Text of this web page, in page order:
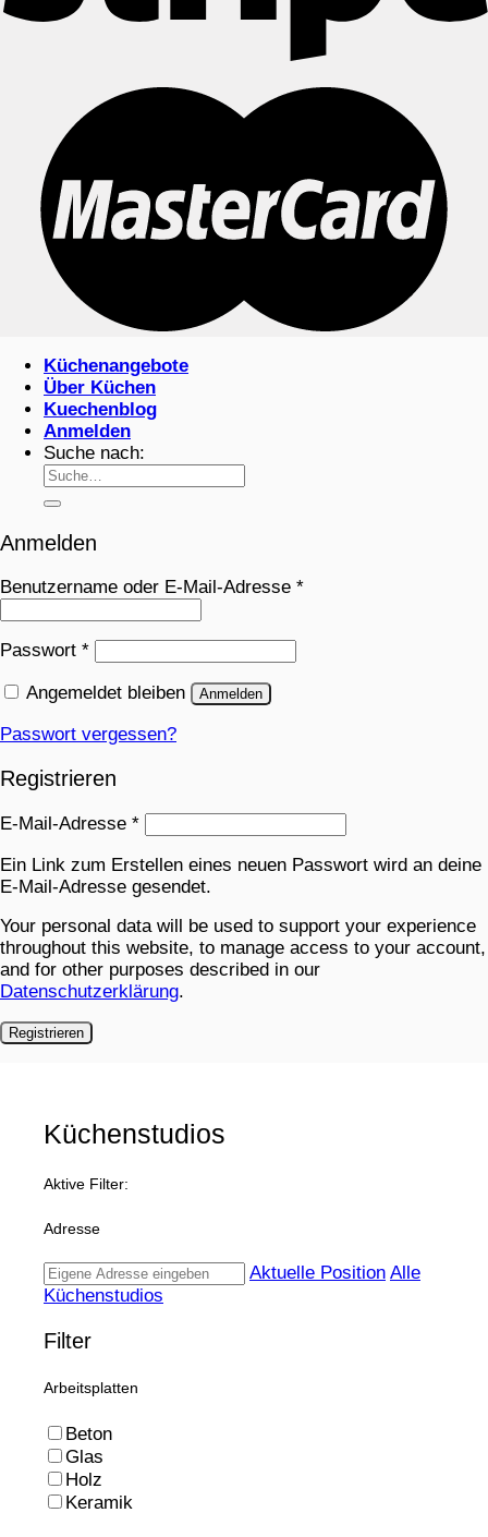
Küchenangebote
Über Küchen
Kuechenblog
Anmelden
Suche nach:
Anmelden
Benutzername oder E-Mail-Adresse *
Passwort *
Angemeldet bleiben Anmelden
Passwort vergessen?
Registrieren
E-Mail-Adresse *
Ein Link zum Erstellen eines neuen Passwort wird an deine
E-Mail-Adresse gesendet.
Your personal data will be used to support your experience
throughout this website, to manage access to your account,
and for other purposes described in our
Datenschutzerklärung.
Registrieren
Küchenstudios
Aktive Filter:
Adresse
Aktuelle Position Alle
Küchenstudios
Filter
Arbeitsplatten
Beton
Glas
Holz
Keramik